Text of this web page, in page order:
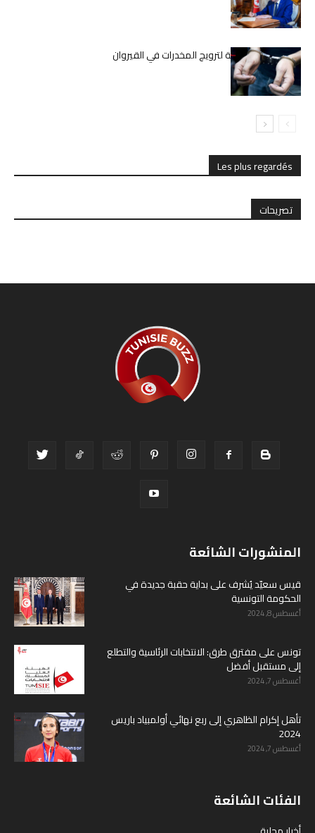
تفكيك شبكة دولية لترويج المخدرات في القيروان
Les plus regardés
تصريحات
المنشورات الشائعة
قيس سعيّد يُشرف على بداية حقبة جديدة في
الحكومة التونسية
أغسطس 8, 2024
تونس على مفترق طرق: الانتخابات الرئاسية والتطلع
إلى مستقبل أفضل
أغسطس 7, 2024
تأهل إكرام الظاهري إلى ربع نهائي أولمبياد باريس
2024
أغسطس 7, 2024
الفئات الشائعة